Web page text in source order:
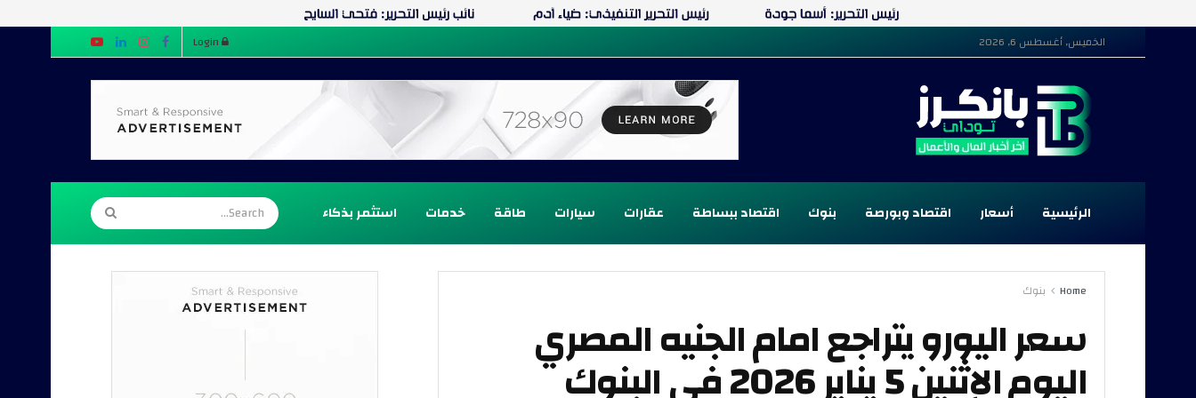
الخميس, أغسطس 6, 2026
الرئيسية أسعار اقتصاد وبورصة بنوك اقتصاد ببساطة عقارات سيارات طاقة خدمات استثمر بذكاء
Home بنوك
سعر اليورو يتراجع امام الجنيه المصري
اليوم الإثنين 5 يناير 2026 في البنوك